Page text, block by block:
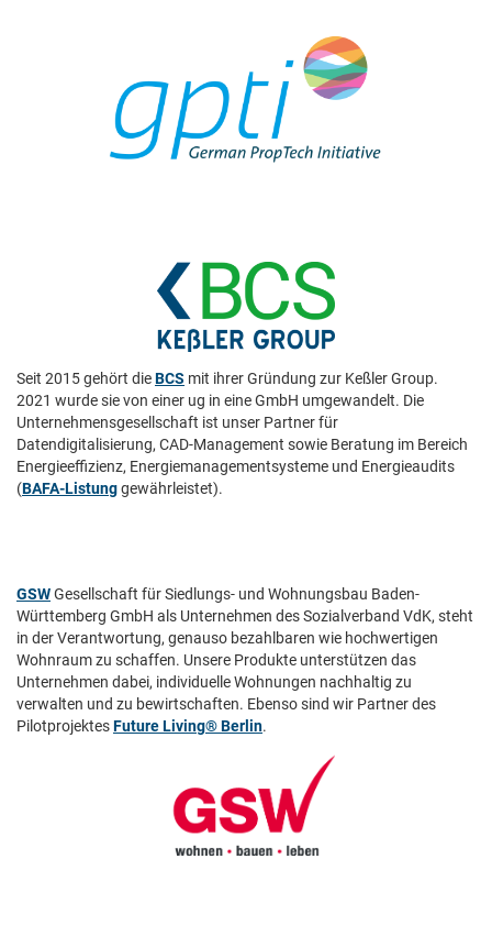
Seit 2015 gehört dieBCS mit ihrer Gründung zur Keßler Group.
2021 wurde sie von einer ug in eine GmbH umgewandelt. Die
Unternehmensgesellschaft ist unser Partner für
Datendigitalisierung, CAD-Management sowie Beratung im Bereich
Energieeffizienz, Energiemanagementsysteme und Energieaudits
(BAFA-Listunggewährleistet).
GSWGesellschaft für Siedlungs- und Wohnungsbau Baden-
Württemberg GmbH als Unternehmen des Sozialverband VdK, steht
in der Verantwortung, genauso bezahlbaren wie hochwertigen
Wohnraum zu schaffen. Unsere Produkte unterstützen das
Unternehmen dabei, individuelle Wohnungen nachhaltig zu
verwalten und zu bewirtschaften. Ebenso sind wir Partner des
PilotprojektesFuture Living® Berlin.